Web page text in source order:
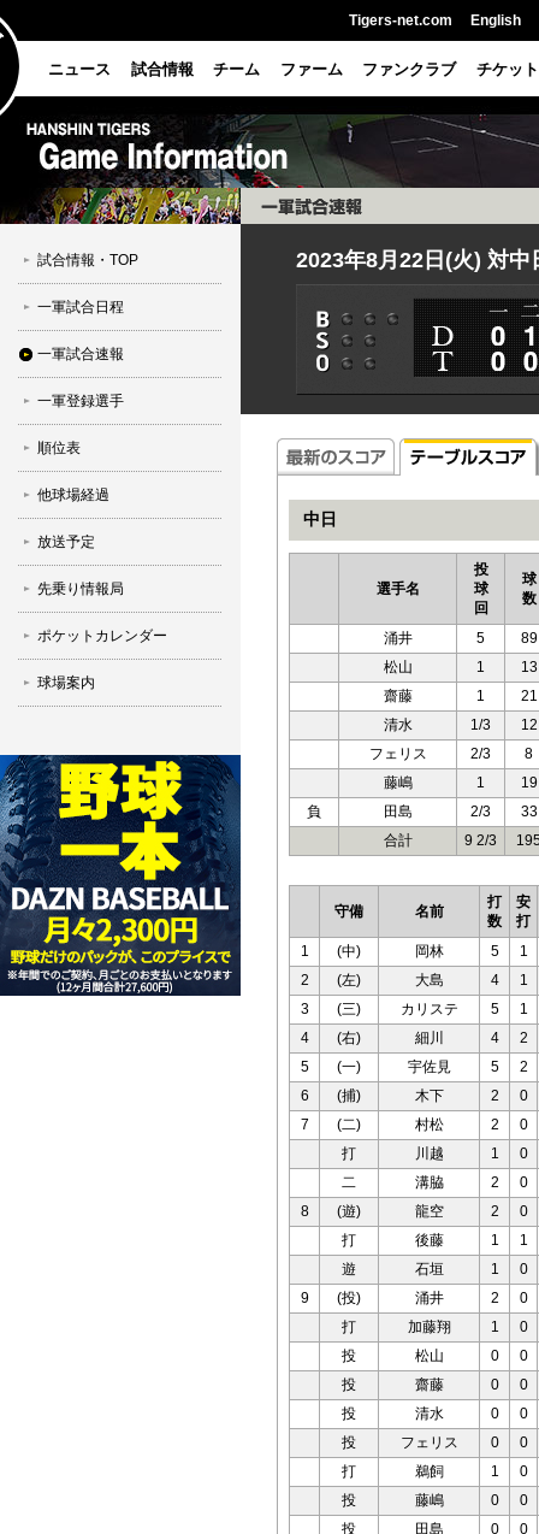
Tigers-net.com English
ニュース 試合情報 チーム ファーム ファンクラブ チケット
試合情報・TOP
一軍試合日程
一軍試合速報
一軍登録選手
順位表
他球場経過
放送予定
先乗り情報局
ポケットカレンダー
球場案内
2023年8月22日(火) 対中
中日
選手名
投
球
回
球
数
涌井 5
89
松山
1
13
齋藤
1
21
清水
1/3
12
フェリス
2/3
8
藤嶋
1
19
負
田島 2/3
33
合計
9 2/3
守備 名前
打
数
安
打
1
(中) 岡林 5
1
2
(左) 大島 4
1
3
(三) カリステ 5
1
4
(右) 細川 4
2
5
(一) 宇佐見 5
2
6
(捕) 木下 2
0
7
(二) 村松 2
0
打
川越 1
0
二
溝脇 2
0
8
(遊) 龍空 2
0
打
後藤 1
1
遊
石垣 1
0
9
(投) 涌井 2
0
打
加藤翔 1
0
投
松山 0
0
投
齋藤 0
0
投
清水 0
0
投
フェリス 0
0
打
鵜飼 1
0
投
藤嶋 0
0
投
田島 0
0